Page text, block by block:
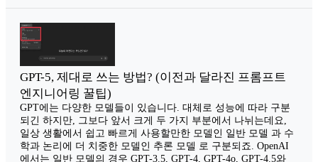
GPT-5, 제대로 쓰는 방법? (이전과 달라진 프롬프트
엔지니어링 꿀팁)
GPT에는 다양한 모델들이 있습니다. 대체로 성능에 따라 구분
되긴 하지만, 그보다 앞서 크게 두 가지 부분에서 나뉘는데요,
일상 생활에서 쉽고 빠르게 사용할만한 모델인 일반 모델 과 수
학과 논리에 더 치중한 모델인 추론 모델 로 구분되죠. OpenAI
에서는 일반 모델의 경우 GPT-3.5, GPT-4, GPT-4o, GPT-4.5와